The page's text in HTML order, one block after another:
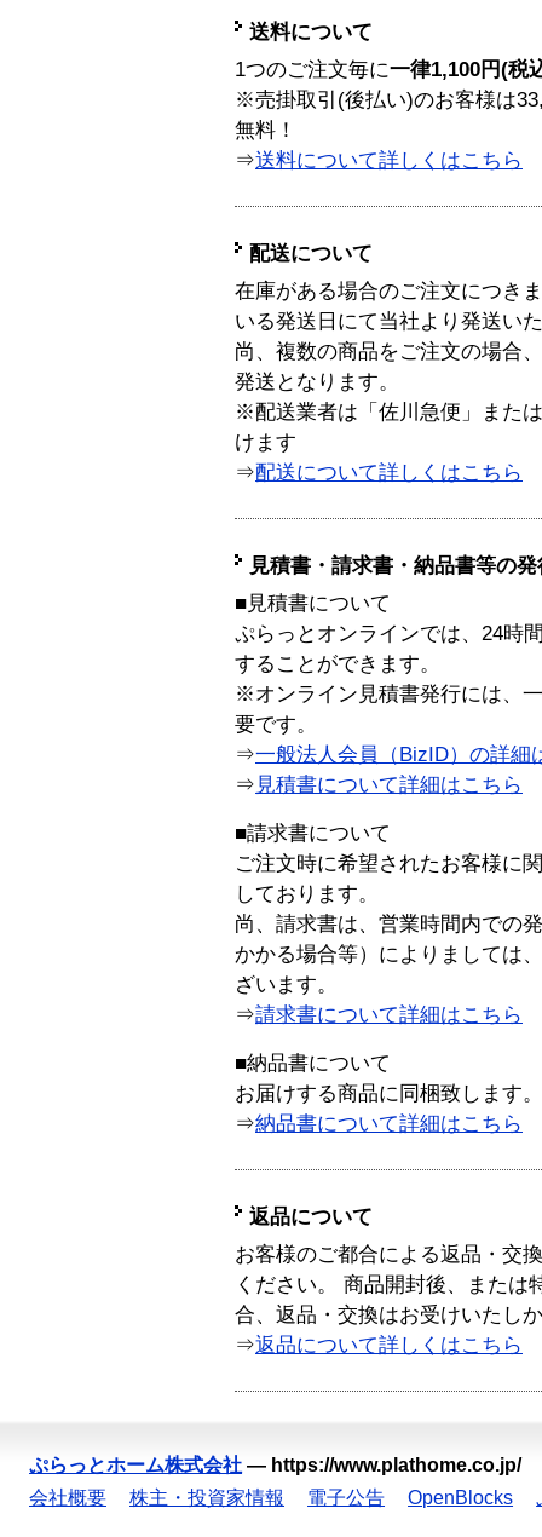
送料について
1つのご注文毎に一律1,100円(税
※売掛取引(後払い)のお客様は
無料！
⇒送料について詳しくはこちら
配送について
在庫がある場合のご注文につき
いる発送日にて当社より発送い
尚、複数の商品をご注文の場合
発送となります。
※配送業者は「佐川急便」また
けます
⇒配送について詳しくはこちら
見積書・請求書・納品書等の
■見積書について
ぷらっとオンラインでは、24時
することができます。
※オンライン見積書発行には、
要です。
⇒一般法人会員（BizID）の詳細
⇒ 見積書について詳細はこちら
■請求書について
ご注文時に希望されたお客様に
しております。
尚、請求書は、営業時間内での
かかる場合等）によりましては
ざいます。
⇒請求書について詳細はこちら
■納品書について
お届けする商品に同梱致します。
⇒納品書について詳細はこちら
返品について
お客様のご都合による返品・交
ください。 商品開封後、または
合、返品・交換はお受けいたし
⇒返品について詳しくはこちら
ぷらっとホーム株式会社 — https://www.plathome.co.jp/
会社概要
株主・投資家情報 電子公告 OpenBlocks